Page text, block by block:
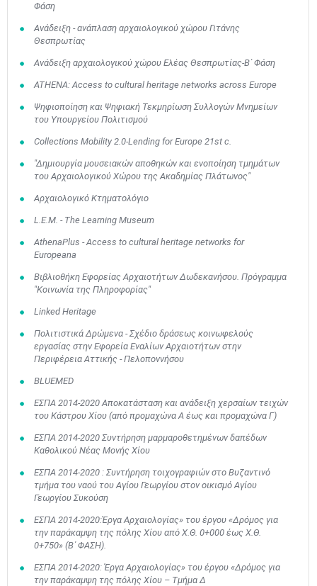
Φάση
Ανάδειξη - ανάπλαση αρχαιολογικού χώρου Γιτάνης
Θεσπρωτίας
Ανάδειξη αρχαιολογικού χώρου Ελέας Θεσπρωτίας-Β΄ Φάση
ATHENA: Access to cultural heritage networks across Europe
Ψηφιοποίηση και Ψηφιακή Τεκμηρίωση Συλλογών Μνημείων
του Υπουργείου Πολιτισμού
Collections Mobility 2.0-Lending for Europe 21st c.
"Δημιουργία μουσειακών αποθηκών και ενοποίηση τμημάτων
του Αρχαιολογικού Χώρου της Ακαδημίας Πλάτωνος"
Αρχαιολογικό Κτηματολόγιο
L.Ε.Μ. - Τhe Learning Museum
AthenaPlus - Access to cultural heritage networks for
Europeana
Βιβλιοθήκη Εφορείας Αρχαιοτήτων Δωδεκανήσου. Πρόγραμμα
"Κοινωνία της Πληροφορίας"
Linked Heritage
Πολιτιστικά Δρώμενα - Σχέδιο δράσεως κοινωφελούς
εργασίας στην Εφορεία Εναλίων Αρχαιοτήτων στην
Περιφέρεια Αττικής - Πελοποννήσου
BLUEMED
ΕΣΠΑ 2014-2020 Αποκατάσταση και ανάδειξη χερσαίων τειχών
του Κάστρου Χίου (από προμαχώνα Α έως και προμαχώνα Γ)
ΕΣΠΑ 2014-2020 Συντήρηση μαρμαροθετημένων δαπέδων
Καθολικού Νέας Μονής Χίου
ΕΣΠΑ 2014-2020 : Συντήρηση τοιχογραφιών στο Βυζαντινό
τμήμα του ναού του Αγίου Γεωργίου στον οικισμό Αγίου
Γεωργίου Συκούση
ΕΣΠΑ 2014-2020:Έργα Αρχαιολογίας» του έργου «Δρόμος για
την παράκαμψη της πόλης Χίου από Χ.Θ. 0+000 έως Χ.Θ.
0+750» (Β΄ ΦΑΣΗ).
ΕΣΠΑ 2014-2020: Έργα Αρχαιολογίας» του έργου «Δρόμος για
την παράκαμψη της πόλης Χίου – Τμήμα Δ